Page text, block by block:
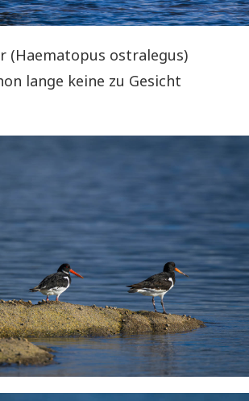
(Haematopus ostralegus)
lange keine zu Gesicht